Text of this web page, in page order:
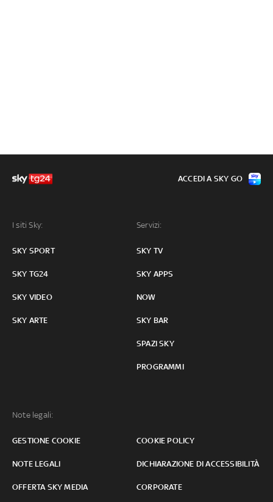
I siti Sky:
SKY SPORT
SKY TG24
SKY VIDEO
SKY ARTE
Servizi:
SKY TV
SKY APPS
NOW
SKY BAR
SPAZI SKY
PROGRAMMI
Note legali:
GESTIONE COOKIE COOKIE POLICY
NOTE LEGALI DICHIARAZIONE DI ACCESSIBILITÀ
OFFERTA SKY MEDIA CORPORATE
ACCEDI A SKY GO